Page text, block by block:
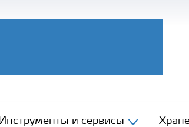
Инструменты и сервисы